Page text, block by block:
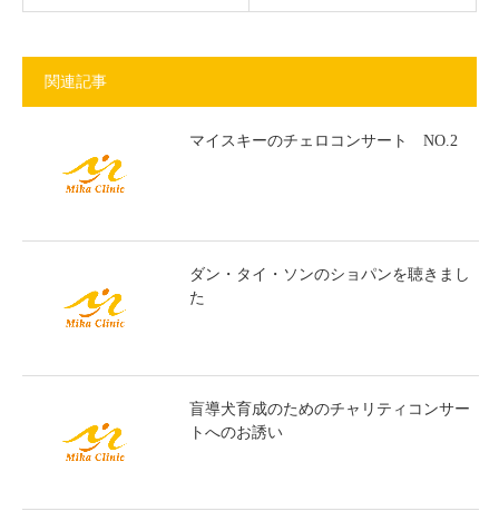
関連記事
マイスキーのチェロコンサート NO.2
ダン・タイ・ソンのショパンを聴きまし
た
盲導犬育成のためのチャリティコンサー
トへのお誘い